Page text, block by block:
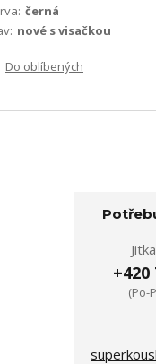
černá
nové s visačkou
Do oblíbených
+420
(Po-